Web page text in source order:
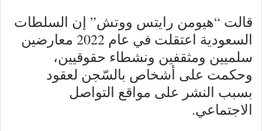
قالت “هيومن رايتس ووتش” إن السلطات
السعودية اعتقلت في عام 2022 معارضين
سلميين ومثقفين ونشطاء حقوقيين،
وحكمت على أشخاص بالسّجن لعقود
بسبب النشر على مواقع التواصل
الاجتماعي.